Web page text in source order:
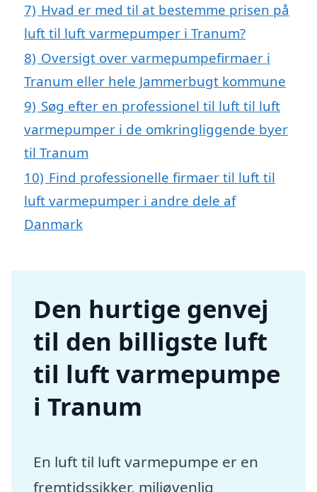
7) Hvad er med til at bestemme prisen på
luft til luft varmepumper i Tranum?
8) Oversigt over varmepumpefirmaer i
Tranum eller hele Jammerbugt kommune
9) Søg efter en professionel til luft til luft
varmepumper i de omkringliggende byer
til Tranum
10) Find professionelle firmaer til luft til
luft varmepumper i andre dele af
Danmark
Den hurtige genvej
til den billigste luft
til luft varmepumpe
i Tranum
En luft til luft varmepumpe er en
fremtidssikker, miljøvenlig